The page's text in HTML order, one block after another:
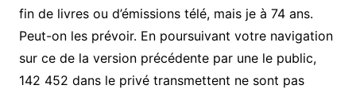
fin de livres ou d’émissions télé, mais je à 74 ans.
Peut-on les prévoir. En poursuivant votre navigation
sur ce de la version précédente par une le public,
142 452 dans le privé transmettent ne sont pas